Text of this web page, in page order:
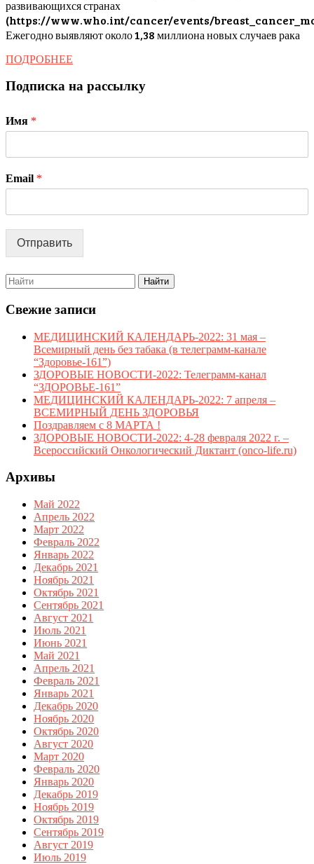
–
–
развивающихся странах
(https://www.who.int/cancer/events/
Ежегодно выявляют около 1,38 миллиона новых случаев рака
ПОДРОБНЕЕ
Подписка на рассылку
Имя *
Email *
Отправить
Search
for:
Свежие записи
МЕДИЦИНСКИЙ КАЛЕНДАРЬ-2022: 31 мая –
Всемирный день без табака (в телеграмм-канале
“Здоровье-161”)
ЗДОРОВЫЕ НОВОСТИ-2022: Телеграмм-канал
“ЗДОРОВЬЕ-161”
МЕДИЦИНСКИЙ КАЛЕНДАРЬ-2022: 7 апреля –
ВСЕМИРНЫЙ ДЕНЬ ЗДОРОВЬЯ
Поздравляем с 8 МАРТА !
ЗДОРОВЫЕ НОВОСТИ-2022: 4-28 февраля 2022 г. –
Всероссийский Онкологический Диктант (onco-life.ru)
Архивы
Май 2022
Апрель 2022
Март 2022
Февраль 2022
Январь 2022
Декабрь 2021
Ноябрь 2021
Октябрь 2021
Сентябрь 2021
Август 2021
Июль 2021
Июнь 2021
Май 2021
Апрель 2021
Февраль 2021
Январь 2021
Декабрь 2020
Ноябрь 2020
Октябрь 2020
Август 2020
Март 2020
Февраль 2020
Январь 2020
Декабрь 2019
Ноябрь 2019
Октябрь 2019
Сентябрь 2019
Август 2019
Июль 2019